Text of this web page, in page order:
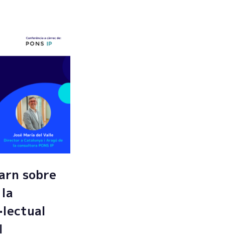
sobre